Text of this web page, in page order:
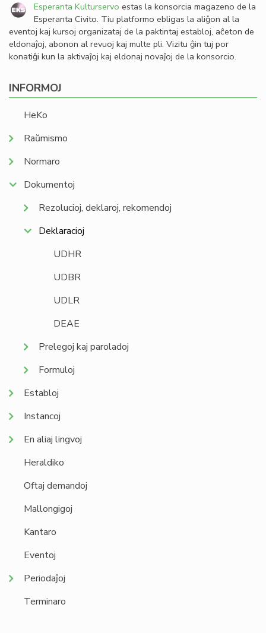
Esperanta Kulturservo estas la konsorcia magazeno de la
Esperanta Civito. Tiu platformo ebligas la aliĝon al la
eventoj kaj kursoj organizataj de la paktintaj establoj, aĉeton de
eldonaĵoj, abonon al revuoj kaj multe pli. Vizitu ĝin tuj por
konatiĝi kun la aktivaĵoj kaj eldonaj novaĵoj de la konsorcio.
INFORMOJ
HeKo
Raŭmismo
Normaro
Dokumentoj
Rezolucioj, deklaroj, rekomendoj
Deklaracioj
UDHR
UDBR
UDLR
DEAE
Prelegoj kaj paroladoj
Formuloj
Establoj
Instancoj
En aliaj lingvoj
Heraldiko
Oftaj demandoj
Mallongigoj
Kantaro
Eventoj
Periodaĵoj
Terminaro